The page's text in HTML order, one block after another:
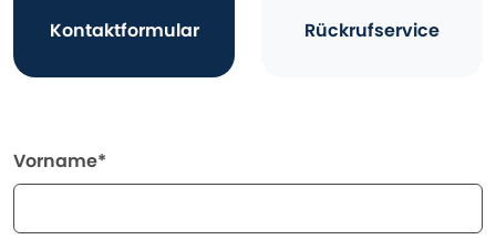
Kontaktformular Rückrufservice
Vorname*